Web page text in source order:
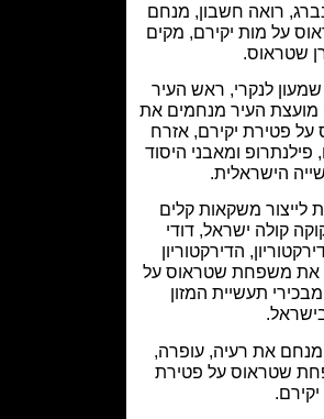
חשבון, מנחם
יקירם, מקים
ראש העיר
העיר מנחמים את
יקירם, אזרח
ומאבני היסוד
משקאות קלים
ישראל, דודי
הדירקטוריון
שטראוס על
המזון
רעיה, עופרה,
על פטירת